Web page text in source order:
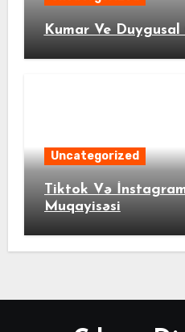
Kumar Ve Duygusal
Uncategorized
Tiktok Və
Muqayisəsi